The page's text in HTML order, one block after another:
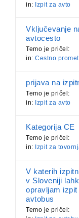
in: Izpit za avto
Vključevanje
avtocesto
Temo je pričel:
in: Cestno
prijava na
Temo je pričel:
in: Izpit za avto
Kategorija CE
Temo je pričel:
in: Izpit za
V katerih
v Sloveniji
opravljam izpit
avtobus
Temo je pričel: